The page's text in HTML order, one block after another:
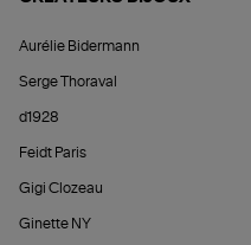
Aurélie Bidermann
Serge Thoraval
d1928
Feidt Paris
Gigi Clozeau
Ginette NY